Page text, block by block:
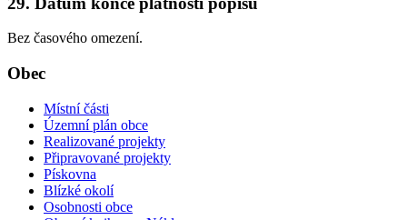
Bez časového omezení.
Obec
Místní části
Územní plán obce
Realizované projekty
Připravované projekty
Pískovna
Blízké okolí
Osobnosti obce